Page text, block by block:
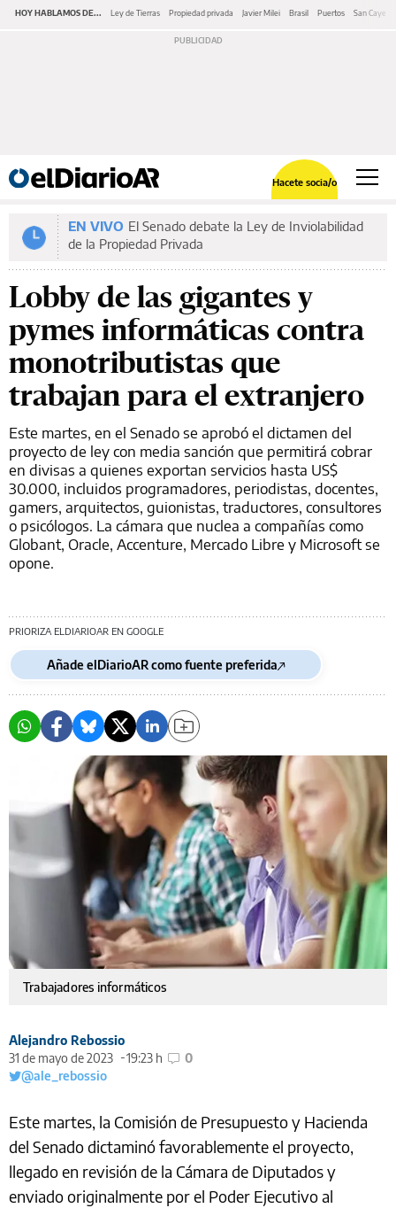
HOY HABLAMOS DE... Ley de Tierras Propiedad privada Javier Milei Brasil Puertos San
Hacete socia/o
EN VIVO El Senado debate la Ley de Inviolabilidad
de la Propiedad Privada
Lobby de las gigantes y
pymes informáticas contra
monotributistas que
trabajan para el extranjero
Este martes, en el Senado se aprobó el dictamen del
proyecto de ley con media sanción que permitirá cobrar
en divisas a quienes exportan servicios hasta US$
30.000, incluidos programadores, periodistas, docentes,
gamers, arquitectos, guionistas, traductores, consultores
o psicólogos. La cámara que nuclea a compañías como
Globant, Oracle, Accenture, Mercado Libre y Microsoft se
opone.
PRIORIZA ELDIARIOAR EN GOOGLE
Añade elDiarioAR como fuente preferida
Trabajadores informáticos
Alejandro Rebossio
31 de mayo de 2023
19:23 h
0
@ale_rebossio
Este martes, la Comisión de Presupuesto y Hacienda
del Senado dictaminó favorablemente el proyecto,
llegado en revisión de la Cámara de Diputados y
enviado originalmente por el Poder Ejecutivo al